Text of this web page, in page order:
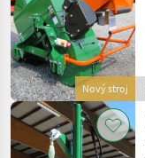
Nový stroj